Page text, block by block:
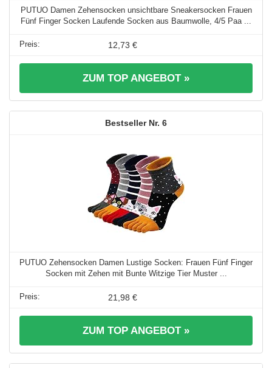
PUTUO Damen Zehensocken unsichtbare Sneakersocken Frauen
Fünf Finger Socken Laufende Socken aus Baumwolle, 4/5 Paa ...
12,73 €
ZUM TOP ANGEBOT »
6
PUTUO Zehensocken Damen Lustige Socken: Frauen Fünf Finger
Socken mit Zehen mit Bunte Witzige Tier Muster ...
21,98 €
ZUM TOP ANGEBOT »